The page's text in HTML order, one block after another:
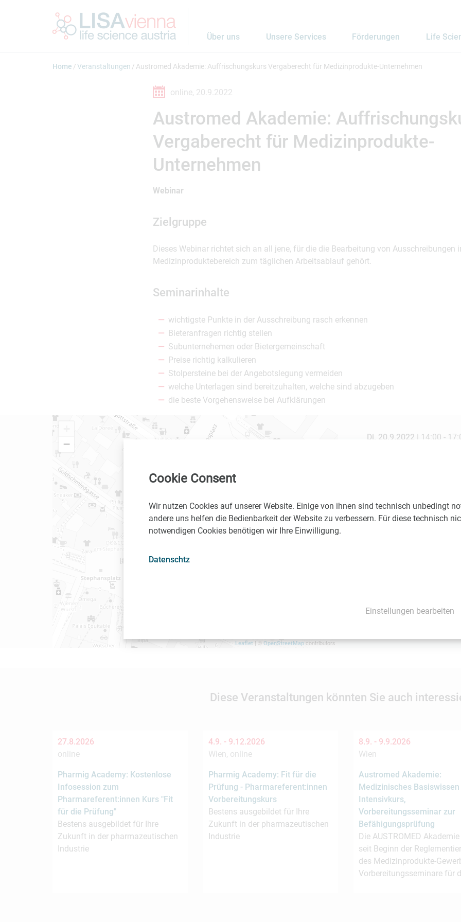
Über uns Unsere Services Förderungen Life
Home Veranstaltungen Austromed Akademie: Auffrischungskurs Vergaberecht für Medizinprodukte-Unternehmen
online, 20.9.2022
Austromed Akademie:
Vergaberecht für Medizinprodukte-
Unternehmen
Webinar
Zielgruppe
Dieses Webinar richtet sich an all jene, für die die Bearbeitung von Ausschreibungen
Medizinproduktebereich zum täglichen Arbeitsablauf gehört.
Seminarinhalte
wichtigste Punkte in der Ausschreibung rasch erkennen
Bieteranfragen richtig stellen
Subunternehemen oder Bietergemeinschaft
Preise richtig kalkulieren
Stolpersteine bei der Angebotslegung vermeiden
welche Unterlagen sind bereitzuhalten, welche sind abzugeben
die beste Vorgehensweise bei Aufklärungen
−
Leaflet| ©OpenStreetMapcontributors
Di, 20.9.2022 | 14:00 -
Diese Veranstaltungen könnten Sie auch
27.8.2026
online
Pharmig Academy: Kostenlose
Infosession zum
Pharmareferent:innen Kurs "Fit
für die Prüfung"
Bestens ausgebildet für Ihre
Zukunft in der pharmazeutischen
Industrie
4.9. - 9.12.2026
Wien, online
Pharmig Academy: Fit für die
Prüfung - Pharmareferent:innen
Vorbereitungskurs
Bestens ausgebildet für Ihre
Zukunft in der pharmazeutischen
Industrie
8.9. - 9.9.2026
Wien
Austromed Akademie:
Medizinisches Basiswissen
Intensivkurs,
Vorbereitungsseminar zur
Befähigungsprüfung
Die AUSTROMED
seit Beginn der
des Medizinprodukte-
Vorbereitungsseminare für
Cookie Consent
Wir nutzen Cookies auf unserer Website. Einige von ihnen sind technisch unbedingt
andere uns helfen die Bedienbarkeit der Website zu verbessern. Für diese technisch
notwendigen Cookies benötigen wir Ihre Einwilligung.
Datenschtz
Einstellungen bearbeiten